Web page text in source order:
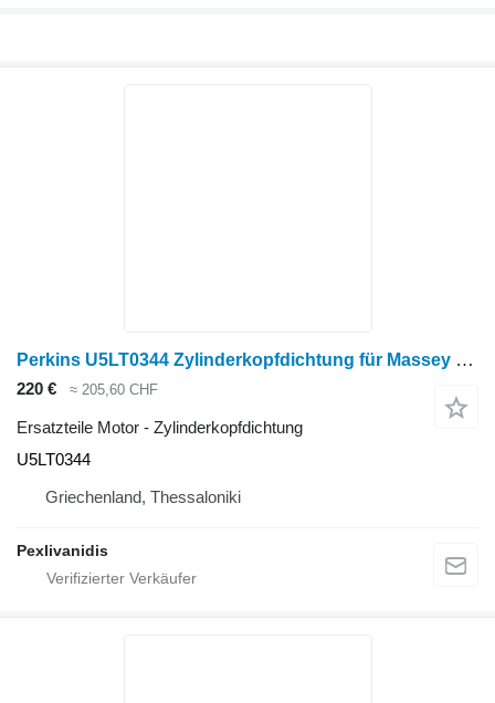
Perkins U5LT0344 Zylinderkopfdichtung für Massey Ferguson Radtraktor
220 € ≈ 205,60 CHF
Ersatzteile Motor - Zylinderkopfdichtung
U5LT0344
Griechenland, Thessaloniki
Pexlivanidis